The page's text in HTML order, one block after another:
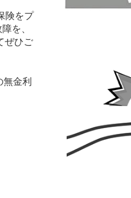
険をプ
を、
ぜひご
金利